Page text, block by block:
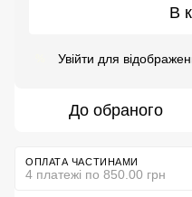
В
Увійти для
До обраного
ОПЛАТА ЧАСТИНАМИ
4 платежі по 850.00 грн